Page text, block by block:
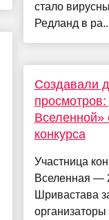
стало
Редланд в
Создавали
Вселенной»
конкурса
Участница
Вселенная —
Шривастава